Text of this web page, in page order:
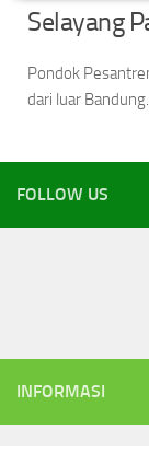
Selayang
Pondok
dari luar
FOLLOW US
INFORMASI